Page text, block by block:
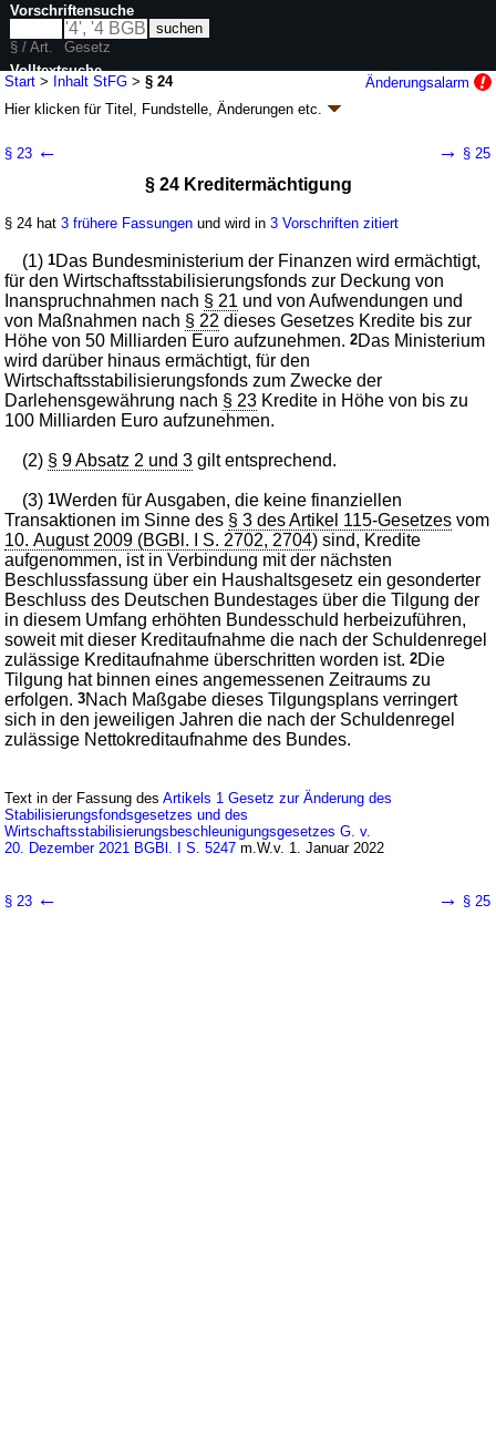
Start > Inhalt StFG >§ 24
Änderungsalarm
Hier klicken fürTitel, Fundstelle, Änderungen etc.
G. v. 04.02.2026 BGBl. 2026 I Nr. 33
42 weitere Fassungen | Drucksachen / Entwurf / Begründung
Abschnitt 2 Wirtschaftsstabilisierung
Teil 2 Stabilisierungsmaßnahmen
§ 23 ← → § 25
§ 24 Kreditermächtigung
§ 24 hat3 frühere Fassungen und wird in3 Vorschriften zitiert
(1)1Das Bundesministerium der Finanzen wird ermächtigt,
für den Wirtschaftsstabilisierungsfonds zur Deckung von
Inanspruchnahmen nach § 21 und von Aufwendungen und
von Maßnahmen nach § 22 dieses Gesetzes Kredite bis zur
Höhe von 50 Milliarden Euro aufzunehmen.2Das Ministerium
wird darüber hinaus ermächtigt, für den
Wirtschaftsstabilisierungsfonds zum Zwecke der
Darlehensgewährung nach § 23 Kredite in Höhe von bis zu
100 Milliarden Euro aufzunehmen.
(2) § 9 Absatz 2 und 3 gilt entsprechend.
(3)1Werden für Ausgaben, die keine finanziellen
Transaktionen im Sinne des § 3 des Artikel 115-Gesetzes vom
10. August 2009 (BGBl. I S. 2702, 2704) sind, Kredite
aufgenommen, ist in Verbindung mit der nächsten
Beschlussfassung über ein Haushaltsgesetz ein gesonderter
Beschluss des Deutschen Bundestages über die Tilgung der
in diesem Umfang erhöhten Bundesschuld herbeizuführen,
soweit mit dieser Kreditaufnahme die nach der Schuldenregel
zulässige Kreditaufnahme überschritten worden ist.2Die
Tilgung hat binnen eines angemessenen Zeitraums zu
erfolgen.3Nach Maßgabe dieses Tilgungsplans verringert
sich in den jeweiligen Jahren die nach der Schuldenregel
zulässige Nettokreditaufnahme des Bundes.
Text in der Fassung desArtikels 1 Gesetz zur Änderung des
Stabilisierungsfondsgesetzes und des
Wirtschaftsstabilisierungsbeschleunigungsgesetzes G. v.
20. Dezember 2021 BGBl. I S. 5247 m.W.v. 1. Januar 2022
§ 23 ← → § 25
Vorschriftensuche
§ / Art.
Gesetz
Volltextsuche
nur in StFG